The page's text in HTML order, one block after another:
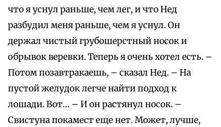
что я уснул раньше, чем лег, и что Нед
разбудил меня раньше, чем я уснул. Он
держал чистый грубошерстный носок и
обрывок веревки. Теперь я очень хотел есть. –
Потом позавтракаешь, – сказал Нед. – На
пустой желудок легче найти подход к
лошади. Вот… – И он растянул носок. –
Свистуна покамест еще нет. Может, лучше,